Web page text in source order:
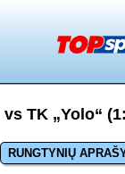
TK „Yolo“
RUNGTYNIŲ